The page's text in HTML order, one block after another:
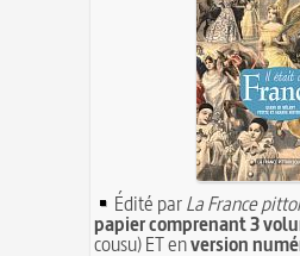
Édité parLa France
papier comprenant 3
cousu) ET enversion